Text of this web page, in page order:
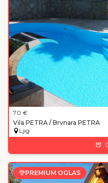
70 €
Vila PETRA / Brvnara PETRA
Ljig
PREMIUM OGLAS